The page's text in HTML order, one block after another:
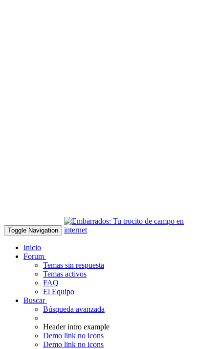
Toggle Navigation
Inicio
Forum
Temas sin respuesta
Temas activos
FAQ
El Equipo
Buscar
Búsqueda avanzada
Header intro example
Demo link no icons
Demo link no icons